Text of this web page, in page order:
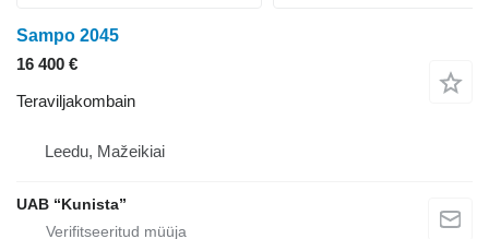
Sampo 2045
16 400 €
Teraviljakombain
Leedu, Mažeikiai
UAB “Kunista”